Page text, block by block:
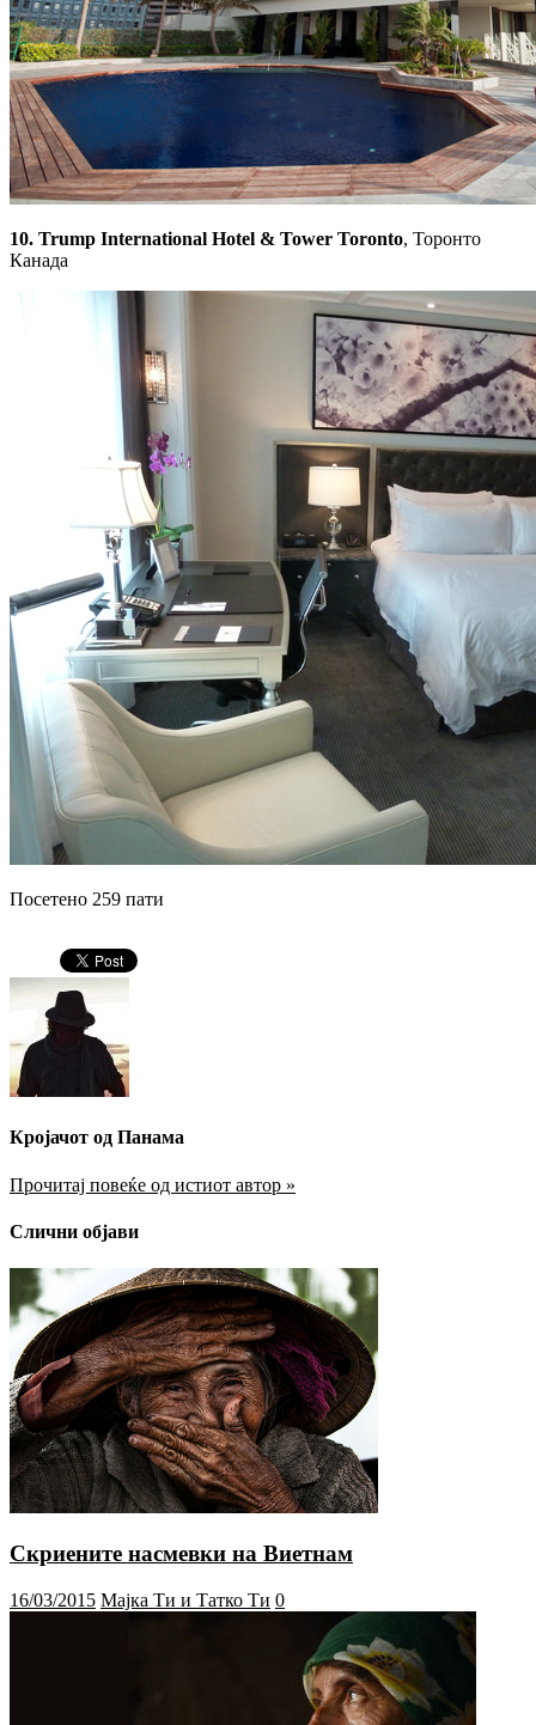
10. Trump International Hotel & Tower Toronto, Торонто
Канада
Посетено 259 пати
Кројачот од Панама
Прочитај повеќе од истиот автор »
Слични објави
Скриените насмевки на Виетнам
16/03/2015 Мајка Ти и Татко Ти 0